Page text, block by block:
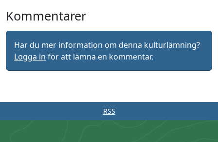
Kommentarer
Har du mer information om denna kulturlämning?
Logga in för att lämna en kommentar.
RSS